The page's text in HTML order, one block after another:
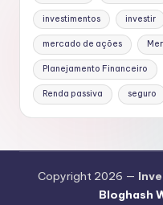
investimentos investir
mercado de ações
Planejamento Financeiro
Renda passiva seguro
Copyright 2026 —
Bloghash